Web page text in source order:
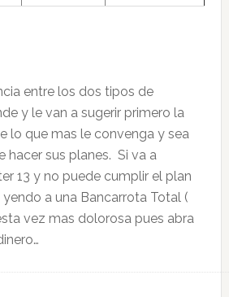
entre los dos tipos de
y le van a sugerir primero la
lo que mas le convenga y sea
hacer sus planes. Si va a
13 y no puede cumplir el plan
a una Bancarrota Total (
vez mas dolorosa pues abra